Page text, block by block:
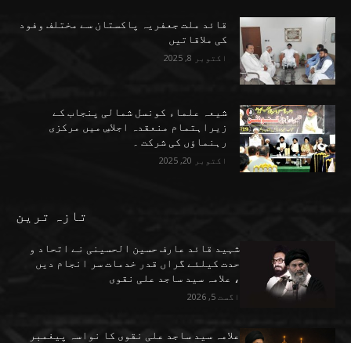
قائد ملت جعفریہ پاکستان سے مختلف وفود
کی ملاقاتیں
اکتوبر 8, 2025
شیعہ علماء کونسل شمالی پنجاب کے
زیراہتمام منعقدہ اجلاسِ میں مرکزی
رہنماؤں کی شرکت ۔
اکتوبر 20, 2025
تازہ ترین
شہید قائد عارف حسین الحسینی نے اتحاد و
حدت کیلئے گراں قدر خدمات سر انجام دیں
، علامہ سید ساجد علی نقوی
اگست 5, 2026
علامہ سید ساجد علی نقوی کا نواسہ پیغمبر